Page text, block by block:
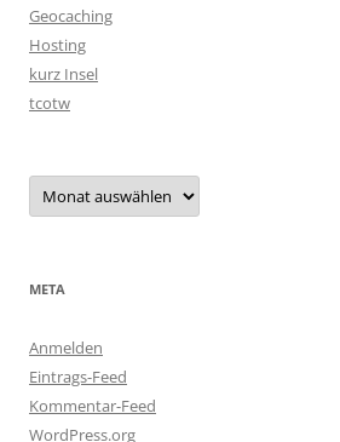
Geocaching
Hosting
kurz Insel
tcotw
Archiv
META
Anmelden
Eintrags-Feed
Kommentar-Feed
WordPress.org